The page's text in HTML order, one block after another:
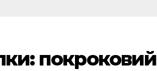
покроковий